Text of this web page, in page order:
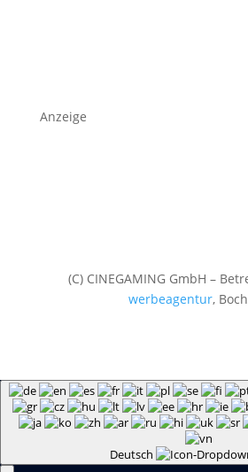
Anzeige
(C) CINEGAMING GmbH –
werbeagentur,
Deutsch